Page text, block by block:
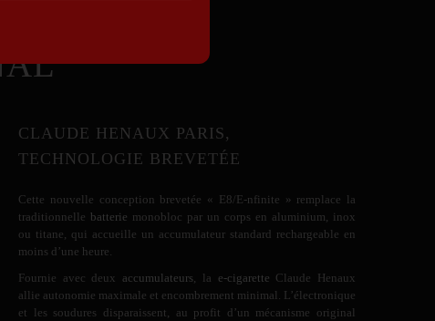
CLAUDE HENAUX PARIS,
TECHNOLOGIE BREVETÉE
Cette nouvelle conception brevetée « E8/E-nfinite » remplace la
traditionnelle batterie monobloc par un corps en aluminium, inox
ou titane, qui accueille un accumulateur standard rechargeable en
moins d’une heure.
Fournie avec deux accumulateurs , la e-cigarette Claude Henaux
allie autonomie maximale et encombrement minimal. L’électronique
et les soudures disparaissent, au profit d’un mécanisme original